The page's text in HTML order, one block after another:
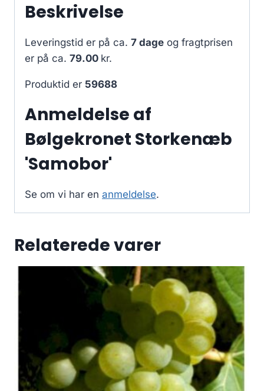
Beskrivelse
Leveringstid er på ca. 7 dage og fragtprisen
er på ca. 79.00 kr.
Produktid er 59688
Anmeldelse af
Bølgekronet Storkenæb
'Samobor'
Se om vi har en anmeldelse.
Relaterede varer